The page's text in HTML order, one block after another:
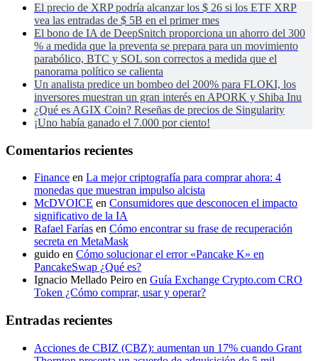
El precio de XRP podría alcanzar los $ 26 si los ETF XRP
vea las entradas de $ 5B en el primer mes
El bono de IA de DeepSnitch proporciona un ahorro del 300
% a medida que la preventa se prepara para un movimiento
parabólico, BTC y SOL son correctos a medida que el
panorama político se calienta
Un analista predice un bombeo del 200% para FLOKI, los
inversores muestran un gran interés en APORK y Shiba Inu
¿Qué es AGIX Coin? Reseñas de precios de Singularity
¡Uno había ganado el 7.000 por ciento!
Comentarios recientes
Finance en La mejor criptografía para comprar ahora: 4
monedas que muestran impulso alcista
McDVOICE en Consumidores que desconocen el impacto
significativo de la IA
Rafael Farías en Cómo encontrar su frase de recuperación
secreta en MetaMask
guido en Cómo solucionar el error «Pancake K» en
PancakeSwap ¿Qué es?
Ignacio Mellado Peiro en Guía Exchange Crypto.com CRO
Token ¿Cómo comprar, usar y operar?
Entradas recientes
Acciones de CBIZ (CBZ): aumentan un 17% cuando Grant